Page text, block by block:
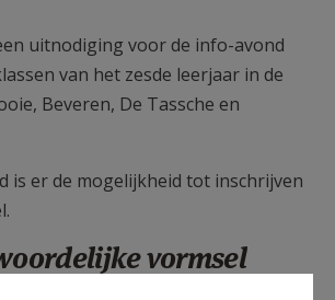
uitnodiging voor de info-avond
van het zesde leerjaar in de
Beveren, De Tassche en
is er de mogelijkheid tot inschrijven
vormsel